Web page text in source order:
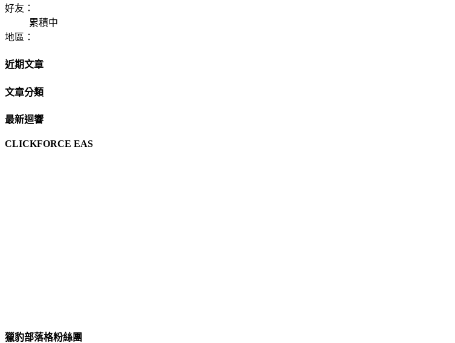
好友：
累積中
地區：
近期文章
文章分類
最新迴響
CLICKFORCE EAS
獵豹部落格粉絲團